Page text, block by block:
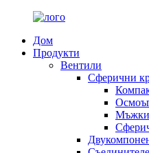
Дом
Продукти
Вентили
Сферични